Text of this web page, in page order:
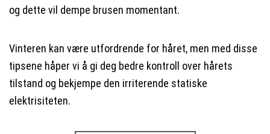
og dette vil dempe brusen momentant.
Vinteren kan være utfordrende for håret, men med disse
tipsene håper vi å gi deg bedre kontroll over hårets
tilstand og bekjempe den irriterende statiske
elektrisiteten.